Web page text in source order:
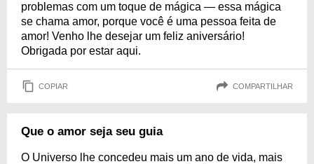
problemas com um toque de mágica — essa mágica
se chama amor, porque você é uma pessoa feita de
amor! Venho lhe desejar um feliz aniversário!
Obrigada por estar aqui.
COPIAR COMPARTILHAR
Que o amor seja seu guia
O Universo lhe concedeu mais um ano de vida, mais